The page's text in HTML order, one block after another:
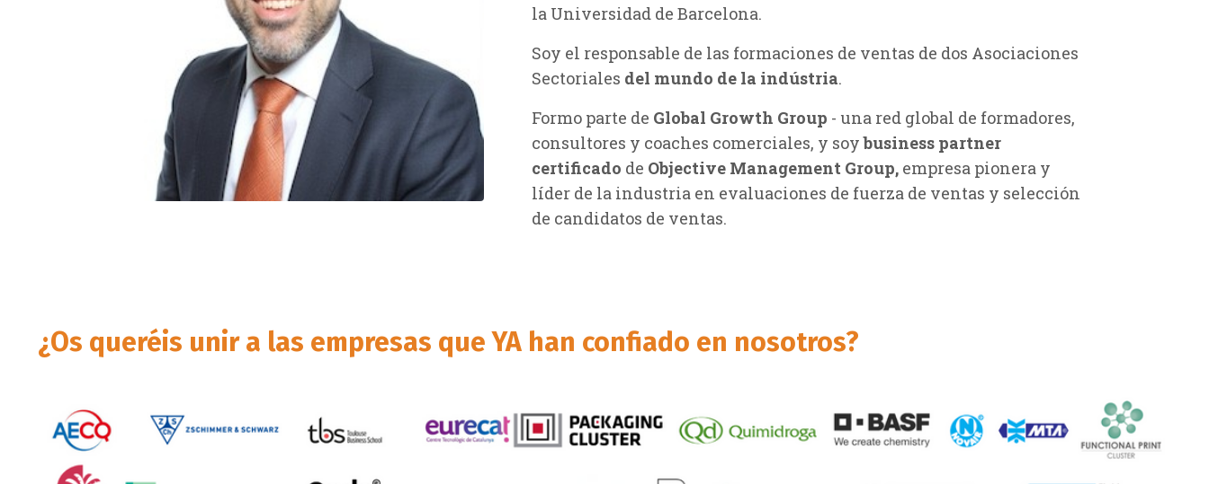
la Universidad de Barcelona.
Soy el responsable de las formaciones de ventas de dos Asociaciones
Sectoriales del mundo de la indústria.
Formo parte de Global Growth Group - una red global de formadores,
consultores y coaches comerciales, y soybusiness partner
certificado de Objective Management Group, empresa pionera y
líder de la industria en evaluaciones de fuerza de ventas y selección
de candidatos de ventas.
¿Os queréis unir a las empresas que YA han confiado en nosotros?